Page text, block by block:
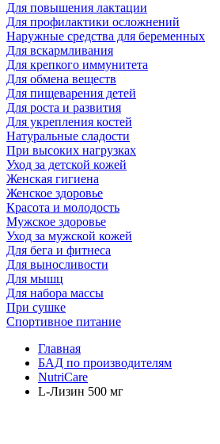
Для повышения лактации
Для профилактики осложнений
Наружные средства для беременных
Для вскармливания
Для крепкого иммунитета
Для обмена веществ
Для пищеварения детей
Для роста и развития
Для укрепления костей
Натуральные сладости
При высоких нагрузках
Уход за детской кожей
Женская гигиена
Женское здоровье
Красота и молодость
Мужское здоровье
Уход за мужской кожей
Для бега и фитнеса
Для выносливости
Для мышц
Для набора массы
При сушке
Спортивное питание
Главная
БАД по производителям
NutriCare
L-Лизин 500 мг